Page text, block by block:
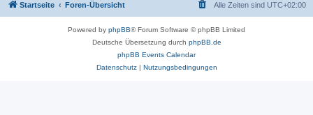
Startseite Foren-Übersicht Alle Zeiten sind UTC+02:00
Powered by phpBB® Forum Software © phpBB Limited
Deutsche Übersetzung durch phpBB.de
phpBB Events Calendar
Datenschutz| Nutzungsbedingungen